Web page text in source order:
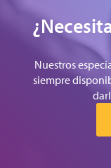
Nuestros
siempre